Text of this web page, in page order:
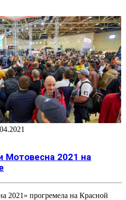
Мотовесна 2021 на
2021» прогремела на Красной